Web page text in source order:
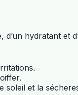
hydratant
soleil et la